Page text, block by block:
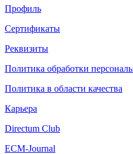
Профиль
Сертификаты
Реквизиты
Политика обработки
Политика в области качества
Карьера
Directum Club
ECM-Journal